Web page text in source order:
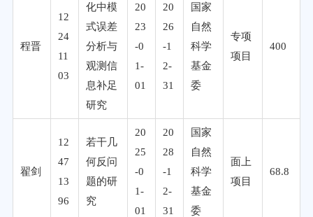
程晋
12
24
11
03
化中模
式误差
分析与
观测信
息补足
研究
20
23
-0
1-
01
20
26
-1
2-
31
国家
自然
科学
基金
委
专项
项目
400
翟剑
12
47
13
96
若干几
何反问
题的研
究
20
25
-0
1-
01
20
28
-1
2-
31
国家
自然
科学
基金
委
面上
项目
68.8